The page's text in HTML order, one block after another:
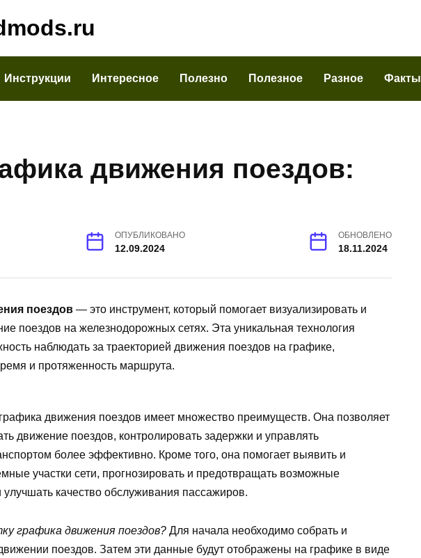
Инструкции Интересное Полезно Полезное Разное Факты
движения поездов:
ОПУБЛИКОВАНО
12.09.2024
ОБНОВЛЕНО
18.11.2024
поездов — это инструмент, который помогает визуализировать и
поездов на железнодорожных сетях. Эта уникальная технология
наблюдать за траекторией движения поездов на графике,
и протяженность маршрута.
движения поездов имеет множество преимуществ. Она позволяет
движение поездов, контролировать задержки и управлять
более эффективно. Кроме того, она помогает выявить и
участки сети, прогнозировать и предотвращать возможные
качество обслуживания пассажиров.
графика движения поездов? Для начала необходимо собрать и
поездов. Затем эти данные будут отображены на графике в виде